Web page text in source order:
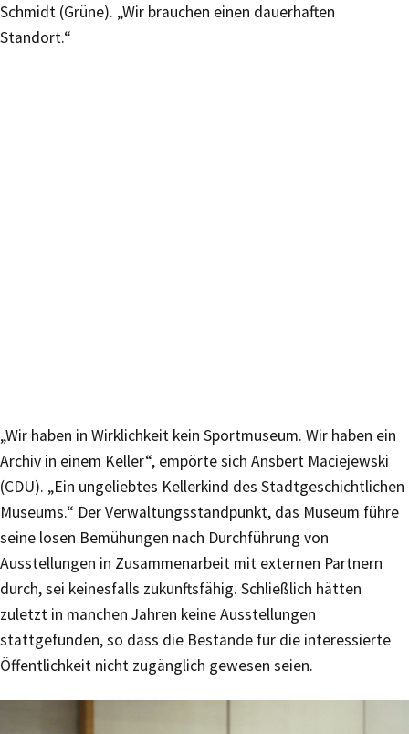
Schmidt (Grüne). „Wir brauchen einen dauerhaften
Standort.“
„Wir haben in Wirklichkeit kein Sportmuseum. Wir haben ein
Archiv in einem Keller“, empörte sich Ansbert Maciejewski
(CDU). „Ein ungeliebtes Kellerkind des Stadtgeschichtlichen
Museums.“ Der Verwaltungsstandpunkt, das Museum führe
seine losen Bemühungen nach Durchführung von
Ausstellungen in Zusammenarbeit mit externen Partnern
durch, sei keinesfalls zukunftsfähig. Schließlich hätten
zuletzt in manchen Jahren keine Ausstellungen
stattgefunden, so dass die Bestände für die interessierte
Öffentlichkeit nicht zugänglich gewesen seien.